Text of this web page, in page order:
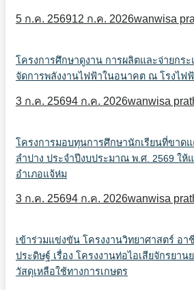
5 ก.ค. 256912 ก.ค. 2026wanwisa
โครงการศึกษาดูงาน การผลิตและจ่ายกร
จัดการพลังงานไฟฟ้าในอนาคต ณ โรงไฟฟ้
3 ก.ค. 25694 ก.ค. 2026wanwisa
โครงการมอบทุนการศึกษานักเรียนที่ขาด
ลำปาง ประจำปีงบประมาณ พ.ศ. 2569 ให้
อำเภอแจ้ห่ม
3 ก.ค. 25694 ก.ค. 2026wanwisa
เข้าร่วมแข่งขัน โครงงานวิทยาศาสตร์ อา
ประดิษฐ์ เรื่อง โครงงานท่อไอเสียจักรยา
วัสดุเหลือใช้ทางการเกษตร